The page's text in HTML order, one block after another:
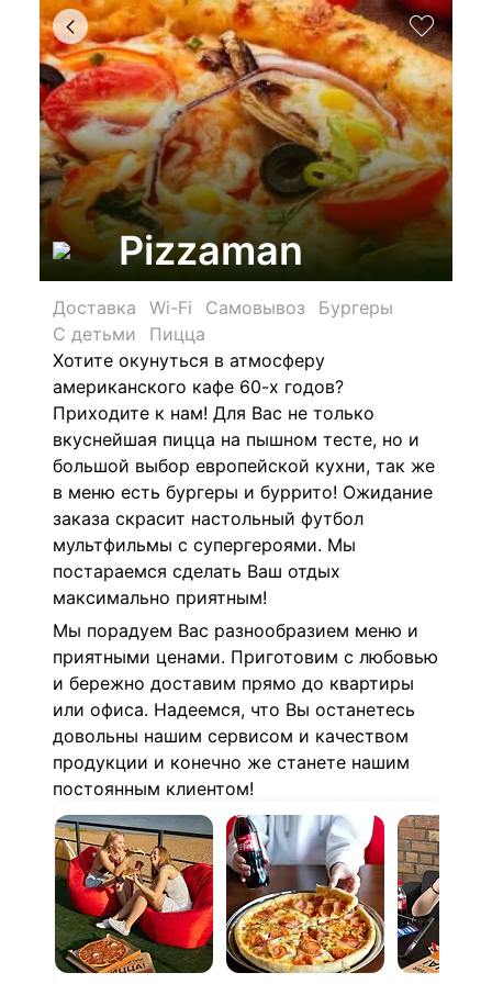
Pizzaman
Доставка Wi-Fi Самовывоз
Бургеры
С детьми
Пицца
Хотите окунуться в атмосферу
американского кафе 60-х годов?
Приходите к нам! Для Вас не только
вкуснейшая пицца на пышном тесте, но и
большой выбор европейской кухни, так же
в меню есть бургеры и буррито! Ожидание
заказа скрасит настольный футбол
мультфильмы с супергероями. Мы
постараемся сделать Ваш отдых
максимально приятным!
Мы порадуем Вас разнообразием меню и
приятными ценами. Приготовим с любовью
и бережно доставим прямо до квартиры
или офиса. Надеемся, что Вы останетесь
довольны нашим сервисом и качеством
продукции и конечно же станете нашим
постоянным клиентом!